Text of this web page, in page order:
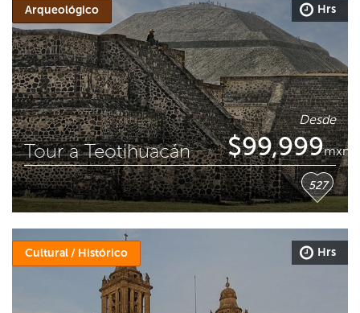
Arqueológico Hrs
Tour a Teotihuacán
Desde
$99,999mxn
527
Cultural / Histórico Hrs